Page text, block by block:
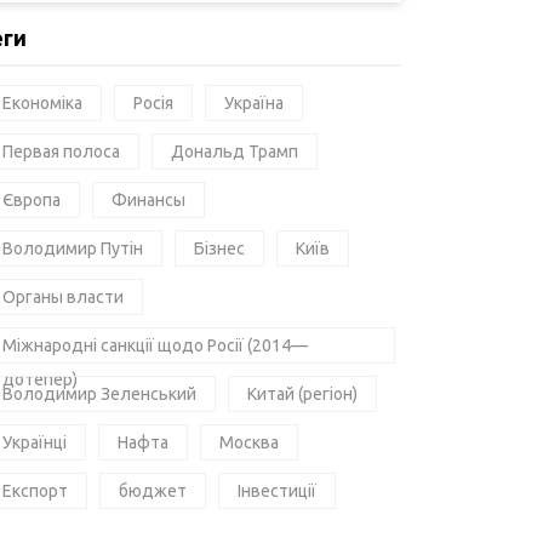
Економіка Росія Україна
Первая полоса Дональд Трамп
Європа Финансы
Володимир Путін Бізнес Київ
Органы власти
Міжнародні санкції щодо Росії (2014—
дотепер)
Володимир Зеленський Китай (регіон)
Українці Нафта Москва
Експорт бюджет Інвестиції